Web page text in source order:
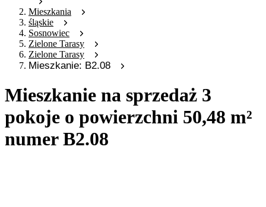
Mieszkania
śląskie
Sosnowiec
Zielone Tarasy
Zielone Tarasy
Mieszkanie: B2.08
Mieszkanie na sprzedaż 3
pokoje o powierzchni 50,48 m²
numer B2.08